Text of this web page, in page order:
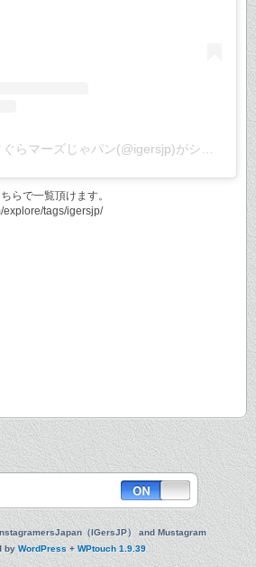
らで一覧頂けます。
explore/tags/igersjp/
（IGersJP） and Mustagram
byWordPress+WPtouch 1.9.39